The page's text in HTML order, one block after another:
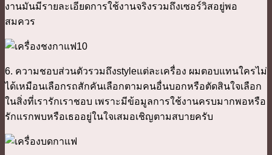
งานมันมีรายละเอียดการใช้งานจริงรวมถึงเซอร์วิสอยู่พอ
สมควร
6. ความชอบส่วนตัวรวมถึงstyleแต่ละเครื่อง ผมตอบแทนใครไม่
ได้เหมือนเลือกรถสักคันเลือกตามคนอื่นบอกหรือตัดสินใจเลือก
ในสิ่งที่เรารักเราชอบ เพราะมีข้อมูลการใช้งานครบมากพอหรือ
รักแรกพบหรือเธออยู่ในใจเสมอเชิญตามสบายครับ